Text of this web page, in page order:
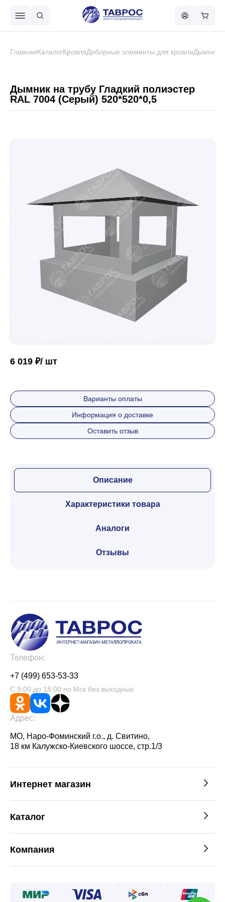
Металлочерепица
Чёрный металлопрокат
Сваи винтовые
Кровля
Водосточная система
Профили для гипсокартона
Дача и сад
Другие товары
ГлавнаяКаталогКровляДоборные элементы для кровлиДымник
Дымник на трубу Гладкий полиэстер
RAL 7004 (Серый) 520*520*0,5
6 019 ₽/ шт
Варианты оплаты
Информация о доставке
Оставить отзыв
Описание
Характеристики товара
Аналоги
Отзывы
Телефон:
+7 (499) 653-53-33
С 9:00 до 18:00 по Мск без выходных
Адрес:
МО, Наро-Фоминский г.о., д. Свитино,
18 км Калужско-Киевского шоссе, стр.1/3
Интернет магазин
Каталог
Компания